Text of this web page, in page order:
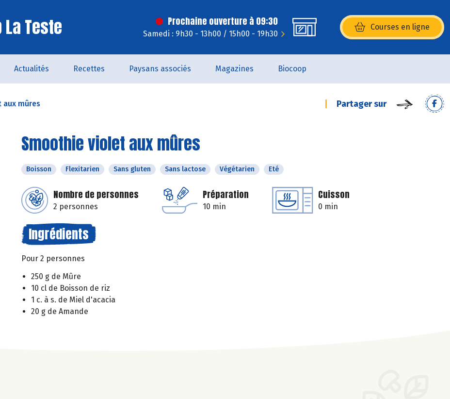
Teste Prochaine ouverture à 09:30
Samedi : 9h30 - 13h00 / 15h00 - 19h30
Courses en ligne
(s’ouvre dans une nouvelle
Actualités Recettes Paysans associés Magazines Biocoop
mûres Partager sur
Smoothie violet aux mûres
Boisson Flexitarien Sans gluten Sans lactose Végétarien Eté
Nombre de personnes
2 personnes
Préparation
10 min
Cuisson
0 min
Ingrédients
Pour 2 personnes
250 g de Mûre
10 cl de Boisson de riz
1 c. à s. de Miel d'acacia
20 g de Amande